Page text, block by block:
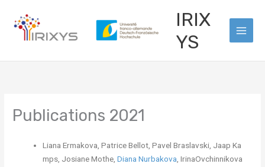
content
IRIX
YS
Publications 2021
Liana Ermakova, Patrice Bellot, Pavel Braslavski, Jaap Ka
mps, Josiane Mothe,Diana Nurbakova, IrinaOvchinnikova